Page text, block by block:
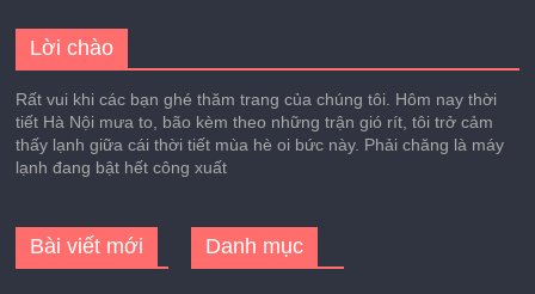
Lời chào
Rất vui khi các bạn ghé thăm trang của chúng tôi. Hôm nay thời
tiết Hà Nội mưa to, bão kèm theo những trận gió rít, tôi trở cảm
thấy lạnh giữa cái thời tiết mùa hè oi bức này. Phải chăng là máy
lạnh đang bật hết công xuất
Bài viết mới Danh mục